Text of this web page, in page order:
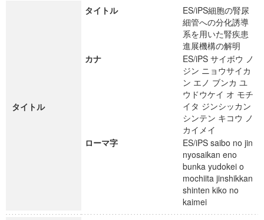
タイトル
タイトル
ES/iPS細胞の腎尿
細管への分化誘導
系を用いた腎疾患
進展機構の解明
カナ
ES/iPS サイボウ ノ
ジン ニョウサイカ
ン エノ ブンカ ユ
ウドウケイ オ モチ
イタ ジンシッカン
シンテン キコウ ノ
カイメイ
ローマ字
ES/iPS saibo no jin
nyosaikan eno
bunka yudokei o
mochiita jinshikkan
shinten kiko no
kaimei